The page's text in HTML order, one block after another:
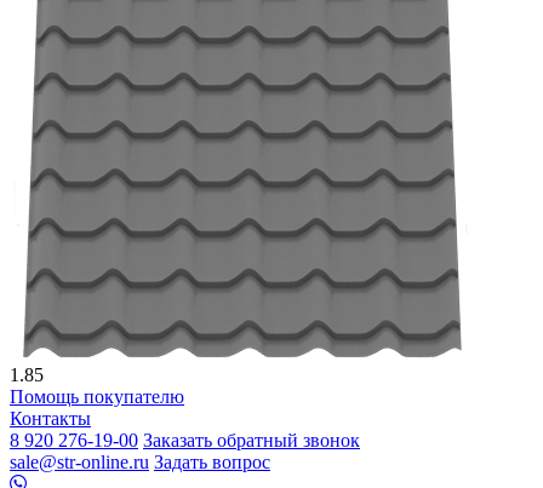
1.85
Помощь покупателю
Контакты
8 920 276-19-00 Заказать обратный звонок
sale@str-online.ru Задать вопрос